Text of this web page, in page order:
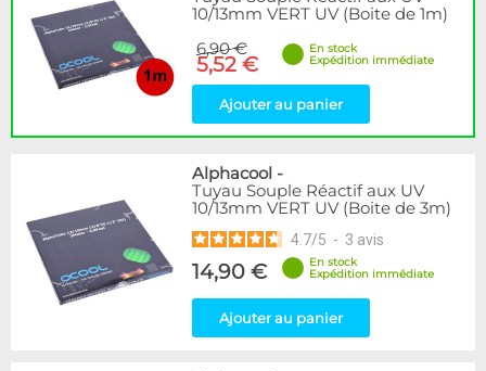
10/13mm VERT UV (Boite de 1m)
6,90 €
5,52 €
En stock
Expédition immédiate
Ajouter au panier
Alphacool -
Tuyau Souple Réactif aux UV
10/13mm VERT UV (Boite de 3m)
4.7/5 - 3 avis
14,90 €
En stock
Expédition immédiate
Ajouter au panier